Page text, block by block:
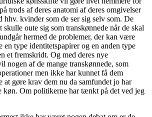
trods af deres anatomi af deres omgivelser
hhv. kvinder som de ser sig selv som. De
oute sig som transkønnede når de skal
hermed de problemer, der kan være
en type identitetspapirer og en anden type
et fremskridt. Og med deres nye
nogen af de mange transkønnede, som
men ikke har kunnet få dem
at gøre krav dem nu da samfundet jo har
køn. Om politikerne har tænkt på det ved jeg